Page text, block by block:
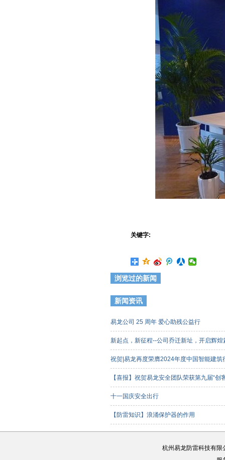
关键字:
浏览过的新闻
新闻资讯
易龙公司 25 周年 爱心助残公益行
新起点，新征程--公司乔迁新址，开启辉
祝贺|易龙再度荣膺2024年度中国智能建
【喜报】祝贺易龙安全团队荣获第九届“
十一国庆安全出行
【防雷知识】浪涌保护器的作用
杭州易龙防雷科技有限